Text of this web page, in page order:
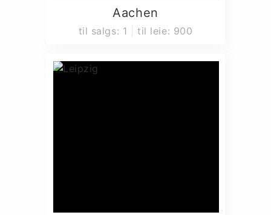
Aachen
til salgs: 1 til leie: 900